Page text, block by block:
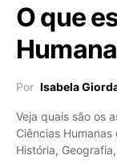
O que
Por Isabela
Veja quais são os
Ciências
História,